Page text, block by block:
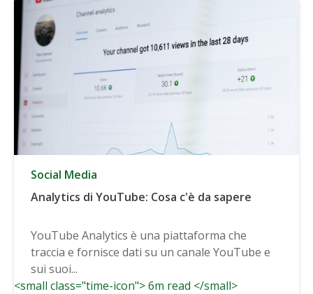
Social Media
Analytics di YouTube: Cosa c'è da sapere
YouTube Analytics è una piattaforma che
traccia e fornisce dati su un canale YouTube e
sui suoi...
<small class="time-icon"> 6m read </small>